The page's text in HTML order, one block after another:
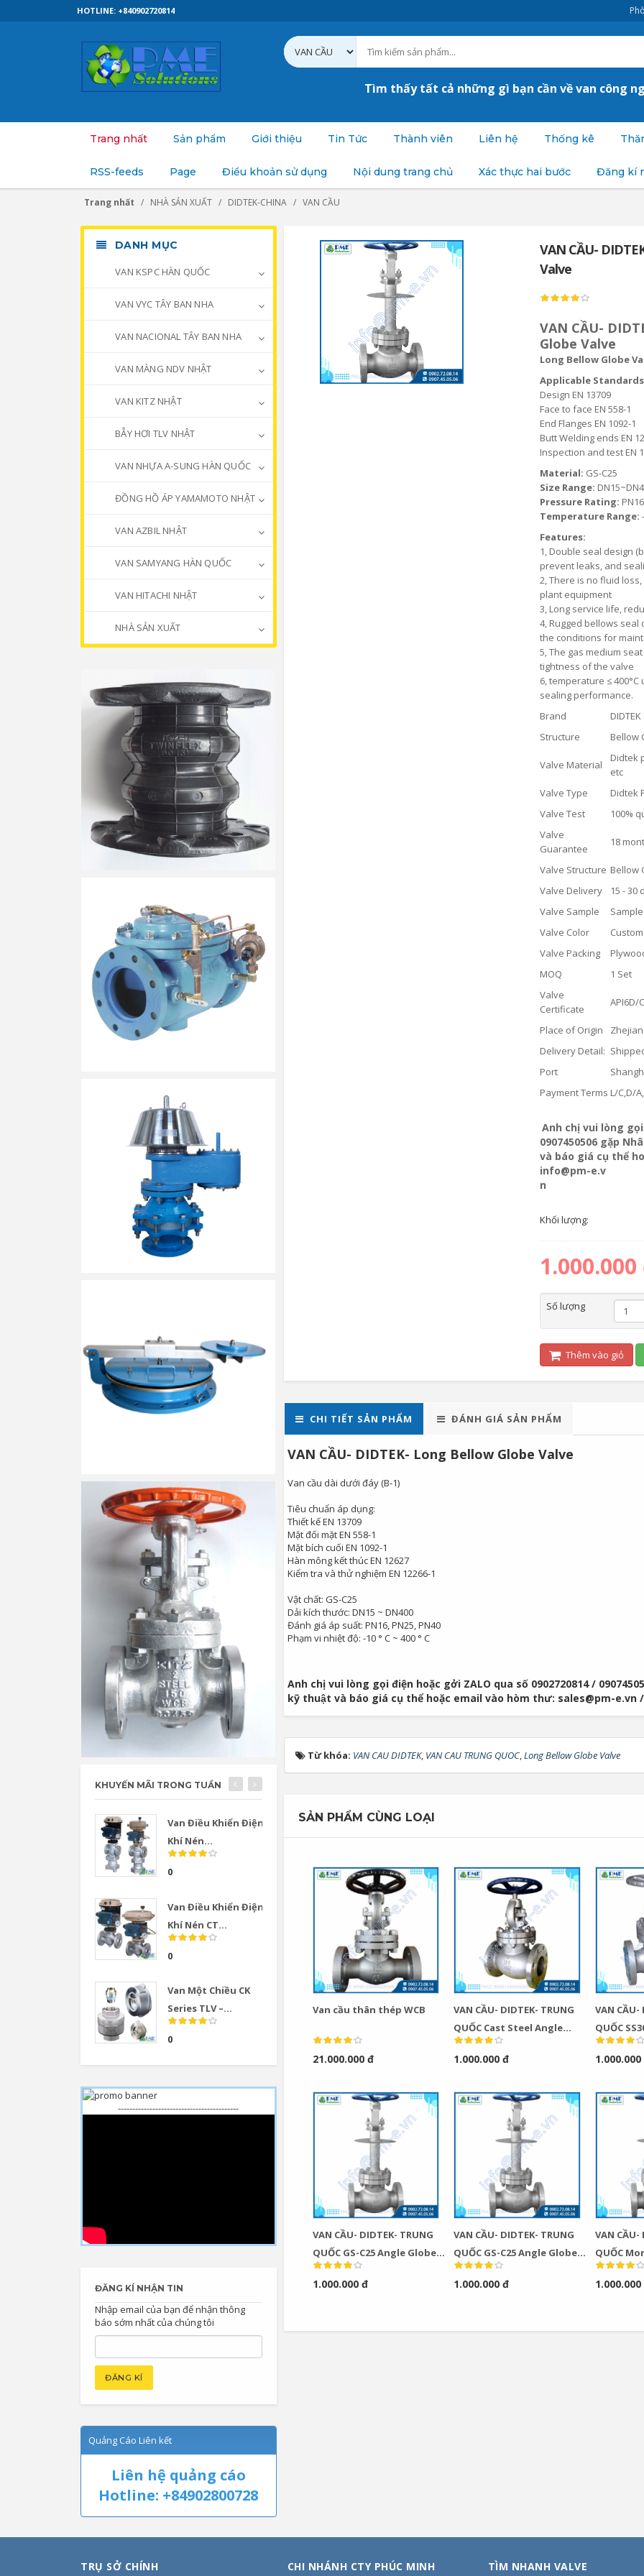
HOTLINE: +840902720814
Tìm thấy tất cả những gì bạn cần về van công
Trang nhất Sản phẩm Giới thiệu Tin Tức Thành viên Liên hệ Thống kê
RSS-feeds Page Điều khoản sử dụng Nội dung trang chủ Xác thực hai bước Đăng kí
Trang nhất NHÀ SẢN XUẤT DIDTEK-CHINA VAN CẦU
VAN CẦU-
Valve
VAN CẦU-
Globe Valve
Long Bellow Globe
Applicable
Design EN 13709
Face to face EN 558-1
End Flanges EN 1092-1
Butt Welding ends EN
Inspection and test EN
Material: GS-C25
Size Range:
Pressure Rating:
Temperature Range:
Features:
1, Double seal design
prevent leaks, and
2, There is no fluid
plant equipment
3, Long service life,
4, Rugged bellows
the conditions for
5, The gas medium
tightness of the valve
6, temperature ≤
sealing performance.
Brand
DIDTEK
Structure
Bellow
Valve Material
Didtek
etc
Valve Type
Didtek
Valve Test
100%
Valve
Guarantee
18
Valve Structure Bellow
Valve Delivery
15 - 30
Valve Sample
Valve Color
Valve Packing
MOQ
1 Set
Valve
Certificate
API6D/
Place of Origin
Delivery Detail:
Port
Payment Terms L/C,D/
Anh chị vui lòng gọi
0907450506 gặp
và báo giá cụ thể
info@pm-e.v
n
Khối lượng:
1.000.000
Số lượng
Thêm vào giỏ
CHI TIẾT SẢN PHẨM ĐÁNH GIÁ SẢN PHẨM
VAN CẦU- DIDTEK- Long Bellow Globe Valve
Van cầu dài dưới đáy (B-1)
Tiêu chuẩn áp dụng:
Thiết kế EN 13709
Mặt đối mặt EN 558-1
Mặt bích cuối EN 1092-1
Hàn mông kết thúc EN 12627
Kiểm tra và thử nghiệm EN 12266-1
Vật chất: GS-C25
Dải kích thước: DN15 ~ DN400
Đánh giá áp suất: PN16, PN25, PN40
Phạm vi nhiệt độ: -10 ° C ~ 400 ° C
Anh chị vui lòng gọi điện hoặc gởi ZALO qua số 0902720814 /
kỹ thuật và báo giá cụ thể hoặc email vào hòm thư: sales@pm-e.vn
Từ khóa: VAN CAU DIDTEK, VAN CAU TRUNG QUOC,Long Bellow Globe Valve
SẢN PHẨM CÙNG LOẠI
Van cầu thân thép WCB
21.000.000 đ
VAN CẦU- DIDTEK- TRUNG
QUỐC Cast Steel Angle
Globe Check Valve
1.000.000 đ
VAN CẦU-
QUỐC
Globe
VAN CẦU- DIDTEK- TRUNG
QUỐC GS-C25 Angle Globe
Valve
1.000.000 đ
VAN CẦU- DIDTEK- TRUNG
QUỐC GS-C25 Angle Globe
Valves
1.000.000 đ
VAN CẦU-
QUỐC
Globe
DANH MỤC
VAN KSPC HÀN QUỐC
VAN VYC TÂY BAN NHA
VAN NACIONAL TÂY BAN NHA
VAN MÀNG NDV NHẬT
VAN KITZ NHẬT
BẪY HƠI TLV NHẬT
VAN NHỰA A-SUNG HÀN QUỐC
ĐỒNG HỒ ÁP YAMAMOTO NHẬT
VAN AZBIL NHẬT
VAN SAMYANG HÀN QUỐC
VAN HITACHI NHẬT
NHÀ SẢN XUẤT
KHUYẾN MÃI TRONG TUẦN
Van Điều Khiển Điện
Khí Nén...
0
Van Điều Khiển Điện
Khí Nén CT...
0
Van Một Chiều CK
Series TLV –...
0
Bơm Thu Hồi Nước
Ngưng TLV...
0
Bơm Thu Hồi Nước
Ngưng Chân...
0
Bơm Thu Hồi Nước
Ngưng TLV...
0
COSR...
0
Van Giảm Áp Hơi TLV
COS Series...
0
Van Xả Bypass TLV
BD800 Chính...
0
------------------------------------------
ĐĂNG KÍ NHẬN TIN
Nhập email của bạn để nhận thông
báo sớm nhất của chúng tôi
Quảng Cáo Liên kết
Liên hệ quảng cáo
Hotline: +84902800728
TRỤ SỞ CHÍNH CHI NHÁNH CTY PHÚC MINH TÌM NHANH VALVE